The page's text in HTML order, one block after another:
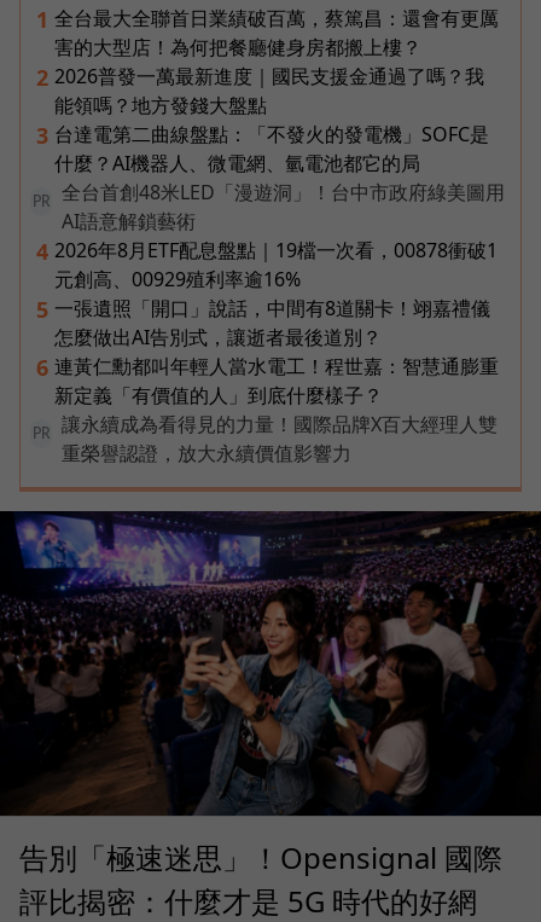
1 全台最大全聯首日業績破百萬，蔡篤昌：還會有更厲
害的大型店！為何把餐廳健身房都搬上樓？
2 2026普發一萬最新進度｜國民支援金通過了嗎？我
能領嗎？地方發錢大盤點
3 台達電第二曲線盤點：「不發火的發電機」SOFC是
什麼？AI機器人、微電網、氫電池都它的局
PR
全台首創48米LED「漫遊洞」！台中市政府綠美圖用
AI語意解鎖藝術
4 2026年8月ETF配息盤點｜19檔一次看，00878衝破1
元創高、00929殖利率逾16%
5 一張遺照「開口」說話，中間有8道關卡！翊嘉禮儀
怎麼做出AI告別式，讓逝者最後道別？
6 連黃仁勳都叫年輕人當水電工！程世嘉：智慧通膨重
新定義「有價值的人」到底什麼樣子？
PR
讓永續成為看得見的力量！國際品牌X百大經理人雙
重榮譽認證，放大永續價值影響力
告別「極速迷思」！Opensignal 國際
評比揭密：什麼才是 5G 時代的好網